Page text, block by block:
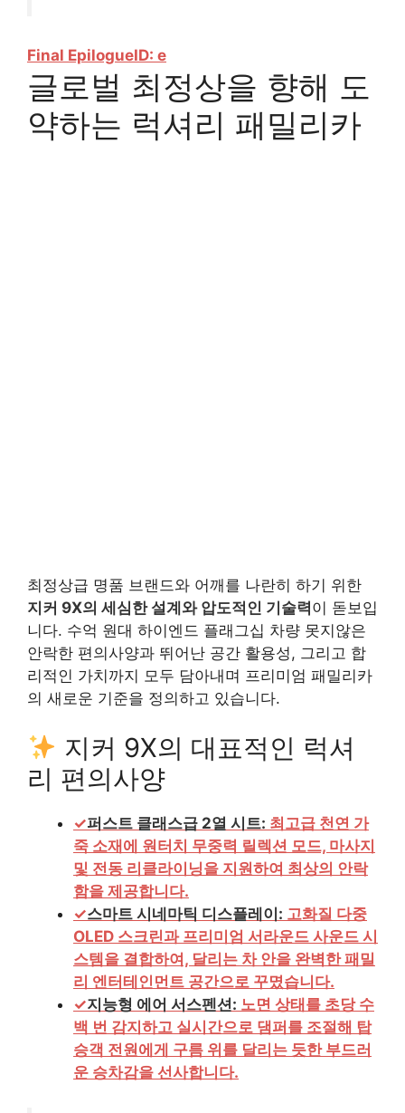
Final EpilogueID: e
글로벌 최정상을 향해 도
약하는 럭셔리 패밀리카
최정상급 명품 브랜드와 어깨를 나란히 하기 위한
지커 9X의 세심한 설계와 압도적인 기술력이 돋보입
니다. 수억 원대 하이엔드 플래그십 차량 못지않은
안락한 편의사양과 뛰어난 공간 활용성, 그리고 합
리적인 가치까지 모두 담아내며 프리미엄 패밀리카
의 새로운 기준을 정의하고 있습니다.
지커 9X의 대표적인 럭셔
리 편의사양
✓퍼스트 클래스급 2열 시트: 최고급 천연 가
죽 소재에 원터치 무중력 릴렉션 모드, 마사지
및 전동 리클라이닝을 지원하여 최상의 안락
함을 제공합니다.
✓스마트 시네마틱 디스플레이: 고화질 다중
OLED 스크린과 프리미엄 서라운드 사운드 시
스템을 결합하여, 달리는 차 안을 완벽한 패밀
리 엔터테인먼트 공간으로 꾸몄습니다.
✓지능형 에어 서스펜션: 노면 상태를 초당 수
백 번 감지하고 실시간으로 댐퍼를 조절해 탑
승객 전원에게 구름 위를 달리는 듯한 부드러
운 승차감을 선사합니다.